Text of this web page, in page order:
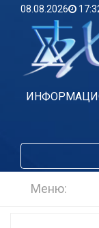
08.08.2026
Меню: